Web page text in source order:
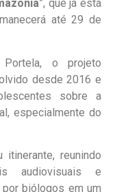
”, que já está
até 29 de
o projeto
desde 2016 e
sobre a
especialmente do
reunindo
audiovisuais e
biólogos em um